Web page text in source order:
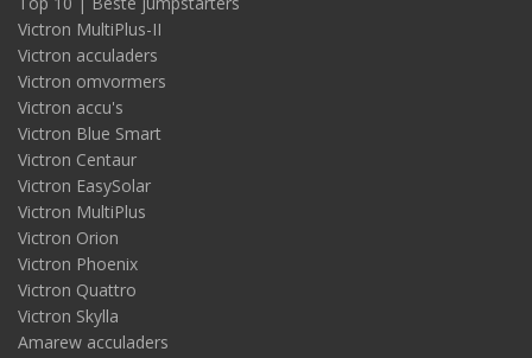
Victron MultiPlus-II
Victron acculaders
Victron omvormers
Victron accu's
Victron Blue Smart
Victron Centaur
Victron EasySolar
Victron MultiPlus
Victron Orion
Victron Phoenix
Victron Quattro
Victron Skylla
Amarew acculaders